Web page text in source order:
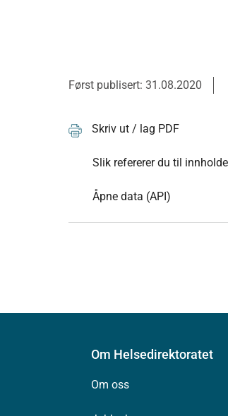
Først publisert: 31.08.2020
Skriv ut / lag PDF
Slik refererer du til
Åpne data (API)
Om Helsedirektoratet
Om oss